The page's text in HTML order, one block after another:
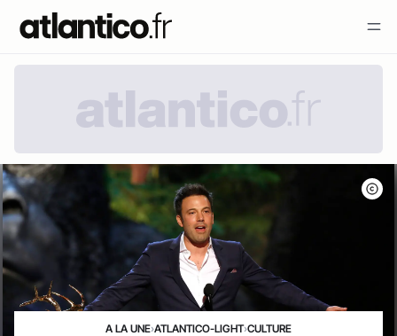
A LA UNE›ATLANTICO-LIGHT›CULTURE